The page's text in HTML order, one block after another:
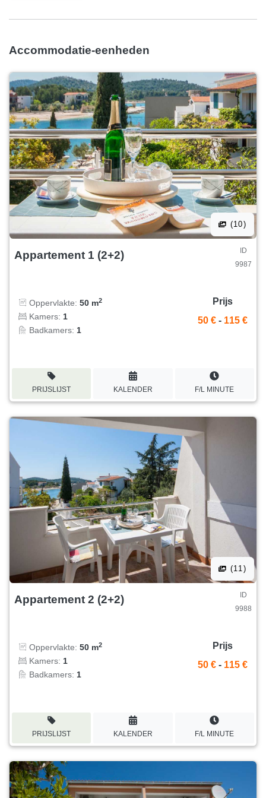
Accommodatie-eenheden
(10)
Appartement 1 (2+2)
ID
9987
Oppervlakte: 50 m2
Kamers: 1
Badkamers: 1
Prijs
50 € - 115 €
PRIJSLIJST KALENDER F/L MINUTE
(11)
Appartement 2 (2+2)
ID
9988
Oppervlakte: 50 m2
Kamers: 1
Badkamers: 1
Prijs
50 € - 115 €
PRIJSLIJST KALENDER F/L MINUTE